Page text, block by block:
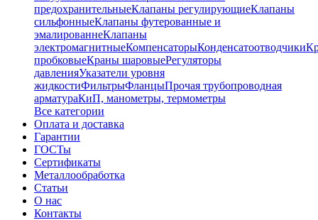
предохранительныеКлапаны регулирующиеКлапаны
сильфонныеКлапаны футерованные и
эмалированнеКлапаны
электромагнитныеКомпенсаторыКонденсатоотводчики
пробковыеКраны шаровыеРегуляторы
давленияУказатели уровня
жидкостиФильтрыФланцыПрочая трубопроводная
арматураКиП, манометры, термометры
Все категории
Оплата и доставка
Гарантии
ГОСТы
Сертификаты
Металлообработка
Статьи
О нас
Контакты